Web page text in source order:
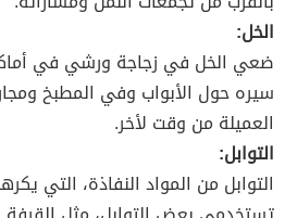
الخل:
ضعي الخل في زجاجة ورشي في
سيره حول الأبواب وفي المطبخ
العميلة من وقت لأخر.
التوابل:
التوابل من المواد النفاذة، التي